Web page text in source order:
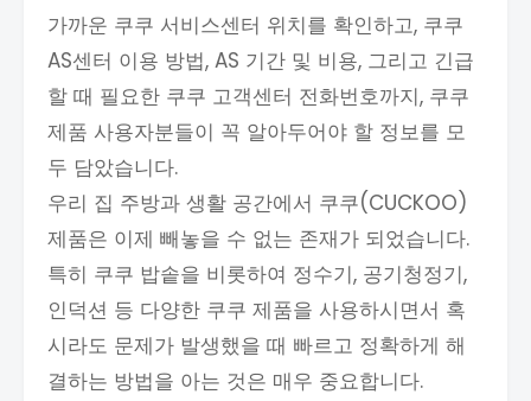
가까운 쿠쿠 서비스센터 위치를 확인하고, 쿠쿠
AS센터 이용 방법, AS 기간 및 비용, 그리고 긴급
할 때 필요한 쿠쿠 고객센터 전화번호까지, 쿠쿠
제품 사용자분들이 꼭 알아두어야 할 정보를 모
두 담았습니다.
우리 집 주방과 생활 공간에서 쿠쿠(CUCKOO)
제품은 이제 빼놓을 수 없는 존재가 되었습니다.
특히 쿠쿠 밥솥을 비롯하여 정수기, 공기청정기,
인덕션 등 다양한 쿠쿠 제품을 사용하시면서 혹
시라도 문제가 발생했을 때 빠르고 정확하게 해
결하는 방법을 아는 것은 매우 중요합니다.